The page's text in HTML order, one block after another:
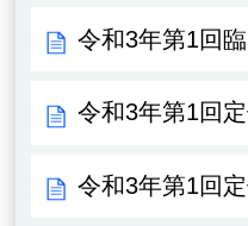
令和3年第1回
令和3年第1回
令和3年第1回